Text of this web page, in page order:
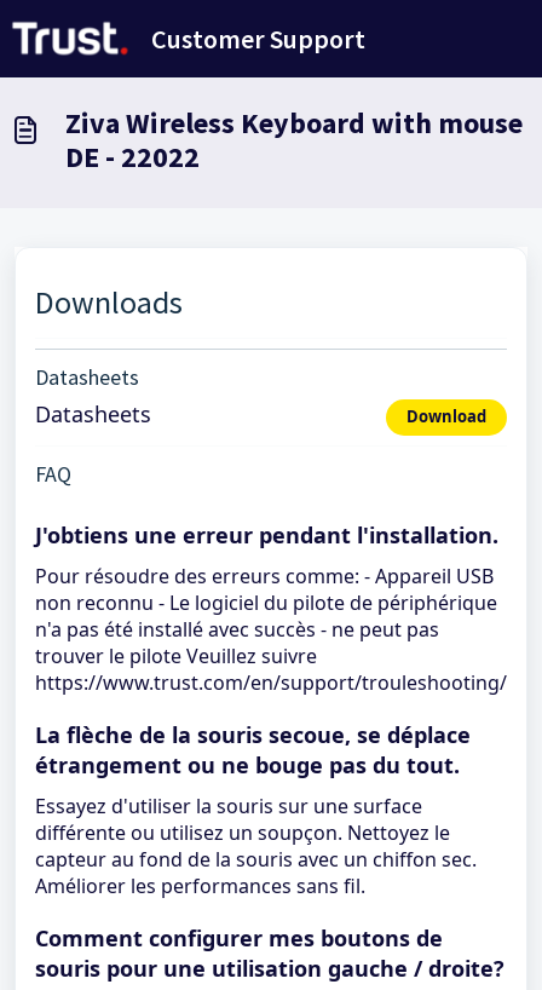
Customer Support
Ziva Wireless Keyboard with mouse
DE - 22022
Downloads
Datasheets
Datasheets Download
FAQ
J'obtiens une erreur pendant l'installation.
Pour résoudre des erreurs comme: - Appareil USB
non reconnu - Le logiciel du pilote de périphérique
n'a pas été installé avec succès - ne peut pas
trouver le pilote Veuillez suivre
https://www.trust.com/en/support/trouleshooting/
La flèche de la souris secoue, se déplace
étrangement ou ne bouge pas du tout.
Essayez d'utiliser la souris sur une surface
différente ou utilisez un soupçon. Nettoyez le
capteur au fond de la souris avec un chiffon sec.
Améliorer les performances sans fil.
Comment configurer mes boutons de
souris pour une utilisation gauche / droite?